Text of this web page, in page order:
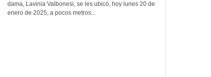
dama, Lavinia Valbonesi, se les ubicó, hoy lunes 20 de
enero de 2025, a pocos metros...